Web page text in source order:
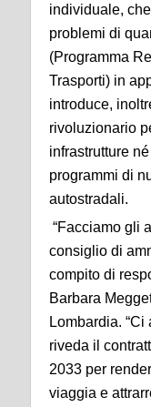
individuale,
problemi di
(Programma
Trasporti) in
introduce,
rivoluzionario
infrastrutture
programmi di
autostradali.
“Facciamo gli
consiglio di
compito di
Barbara
Lombardia.
riveda il
2033 per
viaggia e